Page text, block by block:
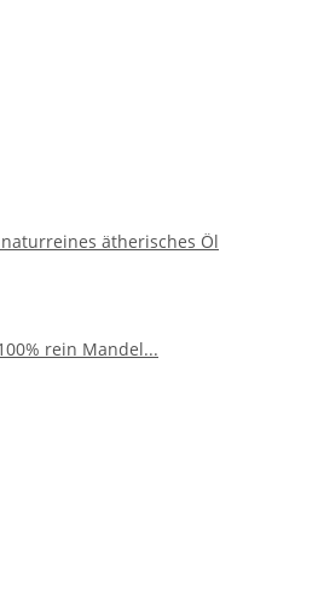
ätherisches Öl